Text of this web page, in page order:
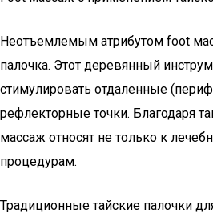
Неотъемлемым атрибутом foot
палочка. Этот деревянный
стимулировать отдаленные
рефлекторные точки. Благодаря
массаж относят не только к
процедурам.
Традиционные тайские палочки